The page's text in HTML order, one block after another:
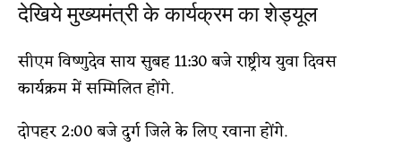
देखिये मुख्यमंत्री के कार्यक्रम का शेड्यूल
सीएम विष्णुदेव साय सुबह 11:30 बजे राष्ट्रीय युवा दिवस
कार्यक्रम में सम्मिलित होंगे.
दोपहर 2:00 बजे दुर्ग जिले के लिए रवाना होंगे.